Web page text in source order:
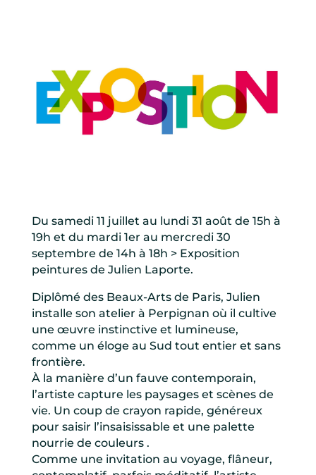
Du samedi 11 juillet au lundi 31 août de 15h à
19h et du mardi 1er au mercredi 30
septembre de 14h à 18h > Exposition
peintures de Julien Laporte.
Diplômé des Beaux-Arts de Paris, Julien
installe son atelier à Perpignan où il cultive
une œuvre instinctive et lumineuse,
comme un éloge au Sud tout entier et sans
frontière.
À la manière d’un fauve contemporain,
l’artiste capture les paysages et scènes de
vie. Un coup de crayon rapide, généreux
pour saisir l’insaisissable et une palette
nourrie de couleurs .
Comme une invitation au voyage, flâneur,